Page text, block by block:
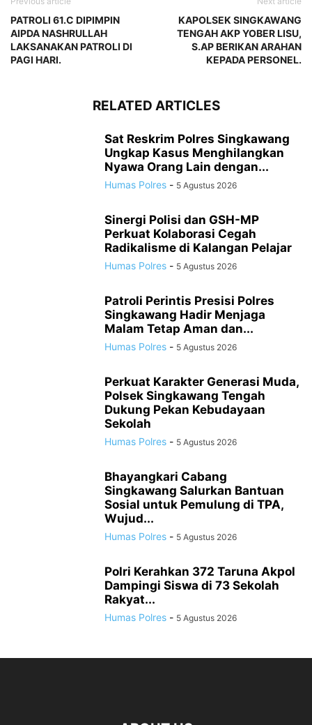
PATROLI 61.C DIPIMPIN
AIPDA NASHRULLAH
LAKSANAKAN PATROLI DI
PAGI HARI.
KAPOLSEK SINGKAWANG
TENGAH AKP YOBER LISU,
S.AP BERIKAN ARAHAN
KEPADA PERSONEL.
RELATED ARTICLES
Sat Reskrim Polres Singkawang
Ungkap Kasus Menghilangkan
Nyawa Orang Lain dengan...
Humas Polres - 5 Agustus 2026
Sinergi Polisi dan GSH-MP
Perkuat Kolaborasi Cegah
Radikalisme di Kalangan Pelajar
Humas Polres - 5 Agustus 2026
Patroli Perintis Presisi Polres
Singkawang Hadir Menjaga
Malam Tetap Aman dan...
Humas Polres - 5 Agustus 2026
Perkuat Karakter Generasi Muda,
Polsek Singkawang Tengah
Dukung Pekan Kebudayaan
Sekolah
Humas Polres - 5 Agustus 2026
Bhayangkari Cabang
Singkawang Salurkan Bantuan
Sosial untuk Pemulung di TPA,
Wujud...
Humas Polres - 5 Agustus 2026
Polri Kerahkan 372 Taruna Akpol
Dampingi Siswa di 73 Sekolah
Rakyat...
Humas Polres - 5 Agustus 2026